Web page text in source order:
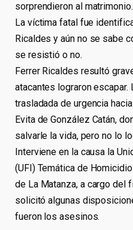
sorprendieron al matrimonio.
La víctima fatal fue
Ricaldes y aún no se sabe
se resistió o no.
Ferrer Ricaldes resultó
atacantes lograron
trasladada de urgencia
Evita de González Catán,
salvarle la vida, pero no lo
Interviene en la causa la
(UFI) Temática de
de La Matanza, a cargo del
solicitó algunas
fueron los asesinos.